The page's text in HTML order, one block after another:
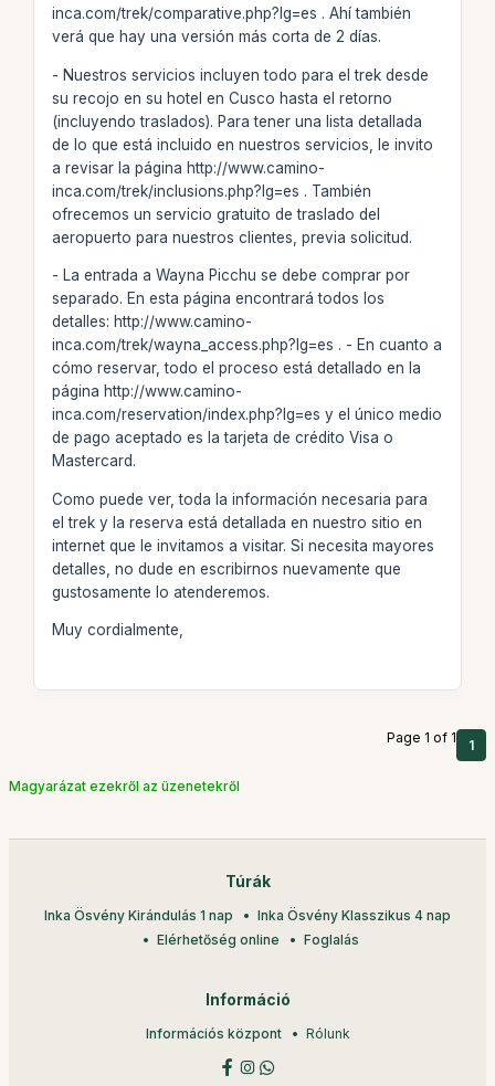
inca.com/trek/comparative.php?lg=es . Ahí también
verá que hay una versión más corta de 2 días.
- Nuestros servicios incluyen todo para el trek desde
su recojo en su hotel en Cusco hasta el retorno
(incluyendo traslados). Para tener una lista detallada
de lo que está incluido en nuestros servicios, le invito
a revisar la página http://www.camino-
inca.com/trek/inclusions.php?lg=es . También
ofrecemos un servicio gratuito de traslado del
aeropuerto para nuestros clientes, previa solicitud.
- La entrada a Wayna Picchu se debe comprar por
separado. En esta página encontrará todos los
detalles: http://www.camino-
inca.com/trek/wayna_access.php?lg=es . - En cuanto a
cómo reservar, todo el proceso está detallado en la
página http://www.camino-
inca.com/reservation/index.php?lg=es y el único medio
de pago aceptado es la tarjeta de crédito Visa o
Mastercard.
Como puede ver, toda la información necesaria para
el trek y la reserva está detallada en nuestro sitio en
internet que le invitamos a visitar. Si necesita mayores
detalles, no dude en escribirnos nuevamente que
gustosamente lo atenderemos.
Muy cordialmente,
Page 1 of 1 1
Magyarázat ezekről az üzenetekről
Túrák
Inka Ösvény Kirándulás 1 nap
Inka Ösvény Klasszikus 4 nap
Elérhetőség online
Foglalás
Információ
Információs központ Rólunk